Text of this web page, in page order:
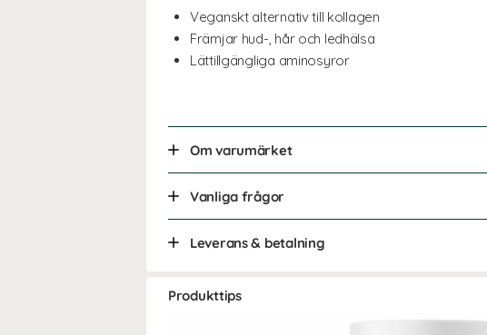
Veganskt alternativ till kollagen
Främjar hud-, hår och ledhälsa
Lättillgängliga aminosyror
Om varumärket
Vanliga frågor
Leverans & betalning
Produkttips